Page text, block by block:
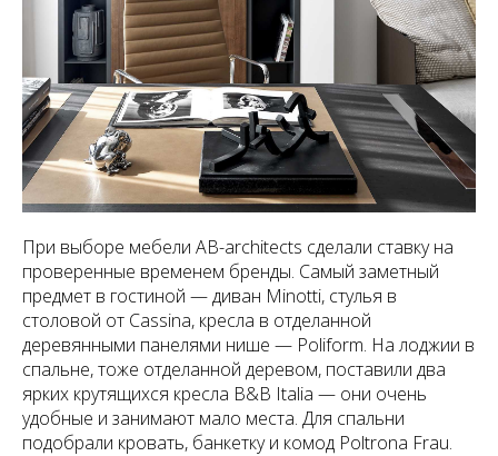
При выборе мебели AB-architects сделали ставку на
проверенные временем бренды. Самый заметный
предмет в гостиной — диван Minotti, стулья в
столовой от Cassina, кресла в отделанной
деревянными панелями нише — Poliform. На лоджии в
спальне, тоже отделанной деревом, поставили два
ярких крутящихся кресла B&B Italia — они очень
удобные и занимают мало места. Для спальни
подобрали кровать, банкетку и комод Poltrona Frau.